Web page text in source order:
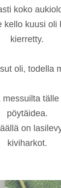
koko
kello kuusi oli
kierretty.
oli, todella
pöytäidea.
on
kiviharkot.